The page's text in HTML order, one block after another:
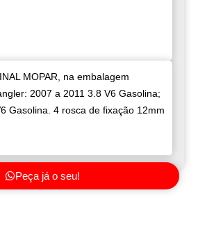
MOPAR, na embalagem
2007 a 2011 3.8 V6 Gasolina;
Gasolina. 4 rosca de fixação 12mm
Peça já o seu!